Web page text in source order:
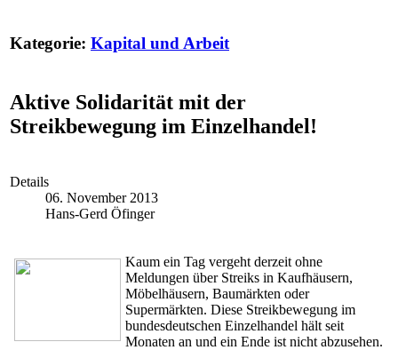
Kategorie: Kapital und Arbeit
Aktive Solidarität mit der
Streikbewegung im Einzelhandel!
Details
06. November 2013
Hans-Gerd Öfinger
Kaum ein Tag vergeht derzeit ohne
Meldungen über Streiks in Kaufhäusern,
Möbelhäusern, Baumärkten oder
Supermärkten. Diese Streikbewegung im
bundesdeutschen Einzelhandel hält seit
Monaten an und ein Ende ist nicht abzusehen.